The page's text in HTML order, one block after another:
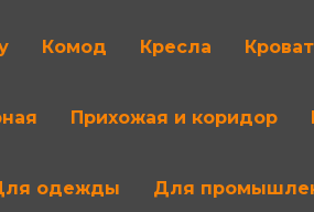
Комод Кресла
Прихожая и коридор
одежды Для